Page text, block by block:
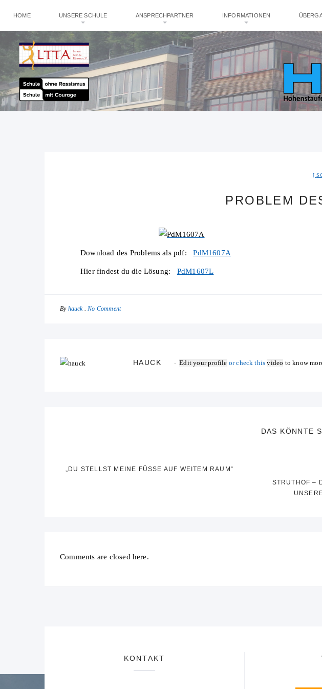
HOME UNSERE SCHULE ANSPRECHPARTNER INFORMATIONEN
PROBLEM
Download des Problems als pdf:PdM1607A
Hier findest du die Lösung: PdM1607L
By hauck No Comment
HAUCK Edit your profile or check thisvideo to know
DAS KÖNNTE
„DU STELLST MEINE FÜSSE AUF WEITEM RAUM“
STRUTHOF –
Comments are closed here.
KONTAKT